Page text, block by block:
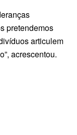
pretendemos
articulem
acrescentou.